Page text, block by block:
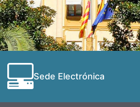
Sede Electrónica